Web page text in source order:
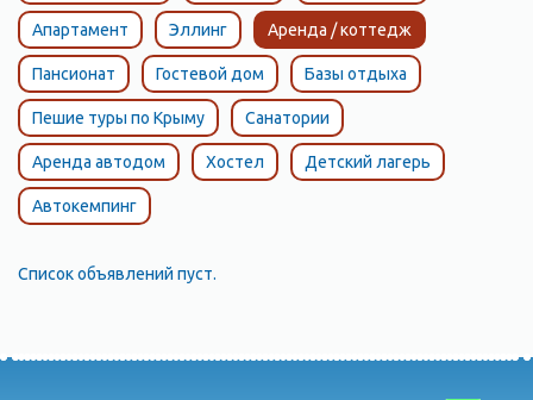
Апартамент Эллинг Аренда / коттедж
Пансионат Гостевой дом Базы отдыха
Пешие туры по Крыму Санатории
Аренда автодом Хостел Детский лагерь
Автокемпинг
Список объявлений пуст.